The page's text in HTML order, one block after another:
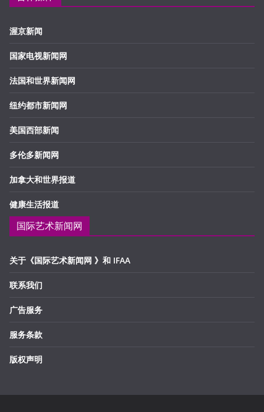
渥京新闻
国家电视新闻网
法国和世界新闻网
纽约都市新闻网
美国西部新闻
多伦多新闻网
加拿大和世界报道
健康生活报道
国际艺术新闻网
关于《国际艺术新闻网 》和 IFAA
联系我们
广告服务
服务条款
版权声明